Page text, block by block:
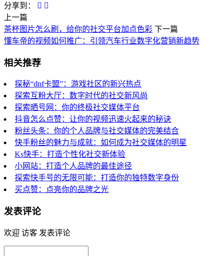
分享到：
上一篇
茶杯图片怎么刷，给你的社交平台加点色彩 下一篇
懂车帝的视频如何推广：引领汽车行业数字化营销新趋势
相关推荐
探秘“dnf卡盟”：游戏社区的新兴热点
探索互粉大厅：数字时代的社交新风尚
探索晒号网：你的终极社交媒体平台
抖音怎么点赞：让你的视频迅速火起来的秘诀
粉丝头条：你的个人品牌与社交媒体的完美结合
快手粉丝的魅力与成就：如何成为社交媒体的明星
Ks快手：打造个性化社交新体验
小网站：打造个人品牌的最佳途径
探索快手号的无限可能：打造你的独特数字身份
买点赞：点亮你的品牌之光
发表评论
欢迎 访客 发表评论